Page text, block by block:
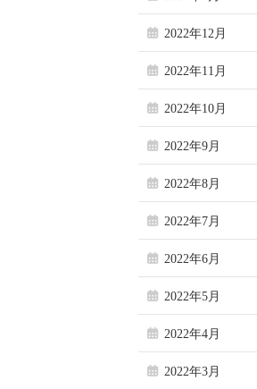
2022年12月
2022年11月
2022年10月
2022年9月
2022年8月
2022年7月
2022年6月
2022年5月
2022年4月
2022年3月